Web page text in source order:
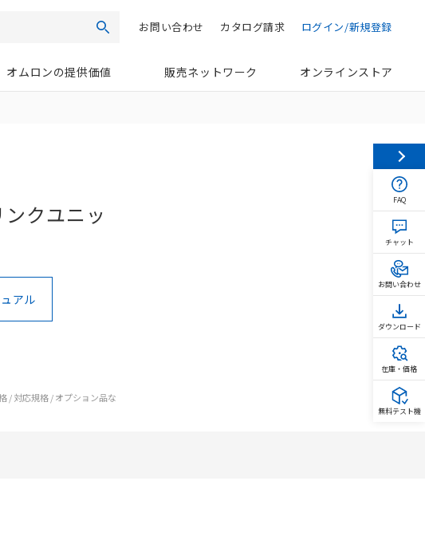
検索 ログイン/新規登録
カタログ請求
お問い合わせ
オムロンの提供価値 販売ネットワーク オンラインストア
クユニッ
アル
/ 対応規格 / オプション品な
FAQ
チャット
お問い合わせ
ダウンロード
在庫・価格
無料テスト機